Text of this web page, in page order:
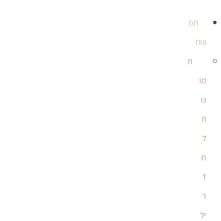
תמ
ונות
ת
מו
נו
ת
ל
ח
ד
ר
יל